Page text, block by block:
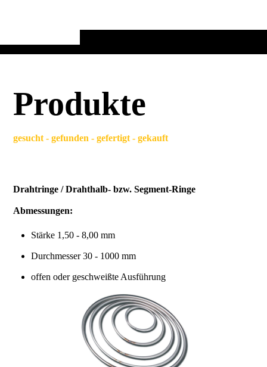
Produkte
gesucht - gefunden - gefertigt - gekauft
Drahtringe / Drahthalb- bzw. Segment-Ringe
Abmessungen:
Stärke 1,50 - 8,00 mm
Durchmesser 30 - 1000 mm
offen oder geschweißte Ausführung